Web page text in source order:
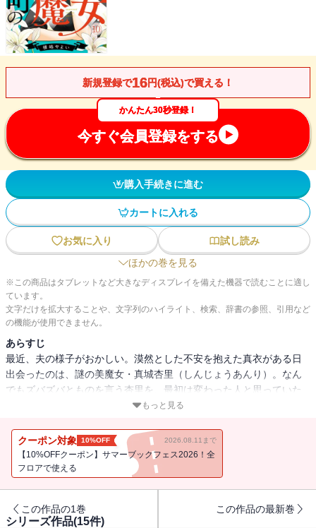
新規登録で16円(税込)で買える！
かんたん30秒登録！
今すぐ会員登録をする
購入手続きに進む
カートに入れる
お気に入り
試し読み
ほかの巻を見る
※この商品はタブレットなど大きなディスプレイを備えた機器で読むことに適し
ています。
文字だけを拡大することや、文字列のハイライト、検索、辞書の参照、引用など
の機能が使用できません。
あらすじ
最近、夫の様子がおかしい。漠然とした不安を抱えた真衣がある日
出会ったのは、謎の美魔女・真城杏里（しんじょうあんり）。なん
でもズバズバとものを言う杏里を、最初は変わった人と思っていた
真衣だったが、不思議と彼女に悩みを打ち明け・・・。モラハラ夫
真城杏里が痛快解決！
もっと見る
クーポン対象 10%OFF 2026.08.11まで
【10%OFFクーポン】サマーブックフェス2026！全
フロアで使える
この作品の1巻 この作品の最新巻
シリーズ作品(15件)